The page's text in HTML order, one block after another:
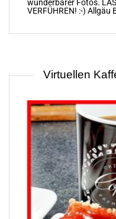
wunderbarer Fotos.
VERFÜHREN! :-) Allgäu
Virtuellen